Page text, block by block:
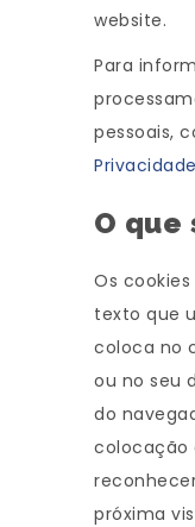
website.
Para
pessoais,
Privacidade
O que
Os
texto que
coloca no
ou no seu
do
colocação
próxima